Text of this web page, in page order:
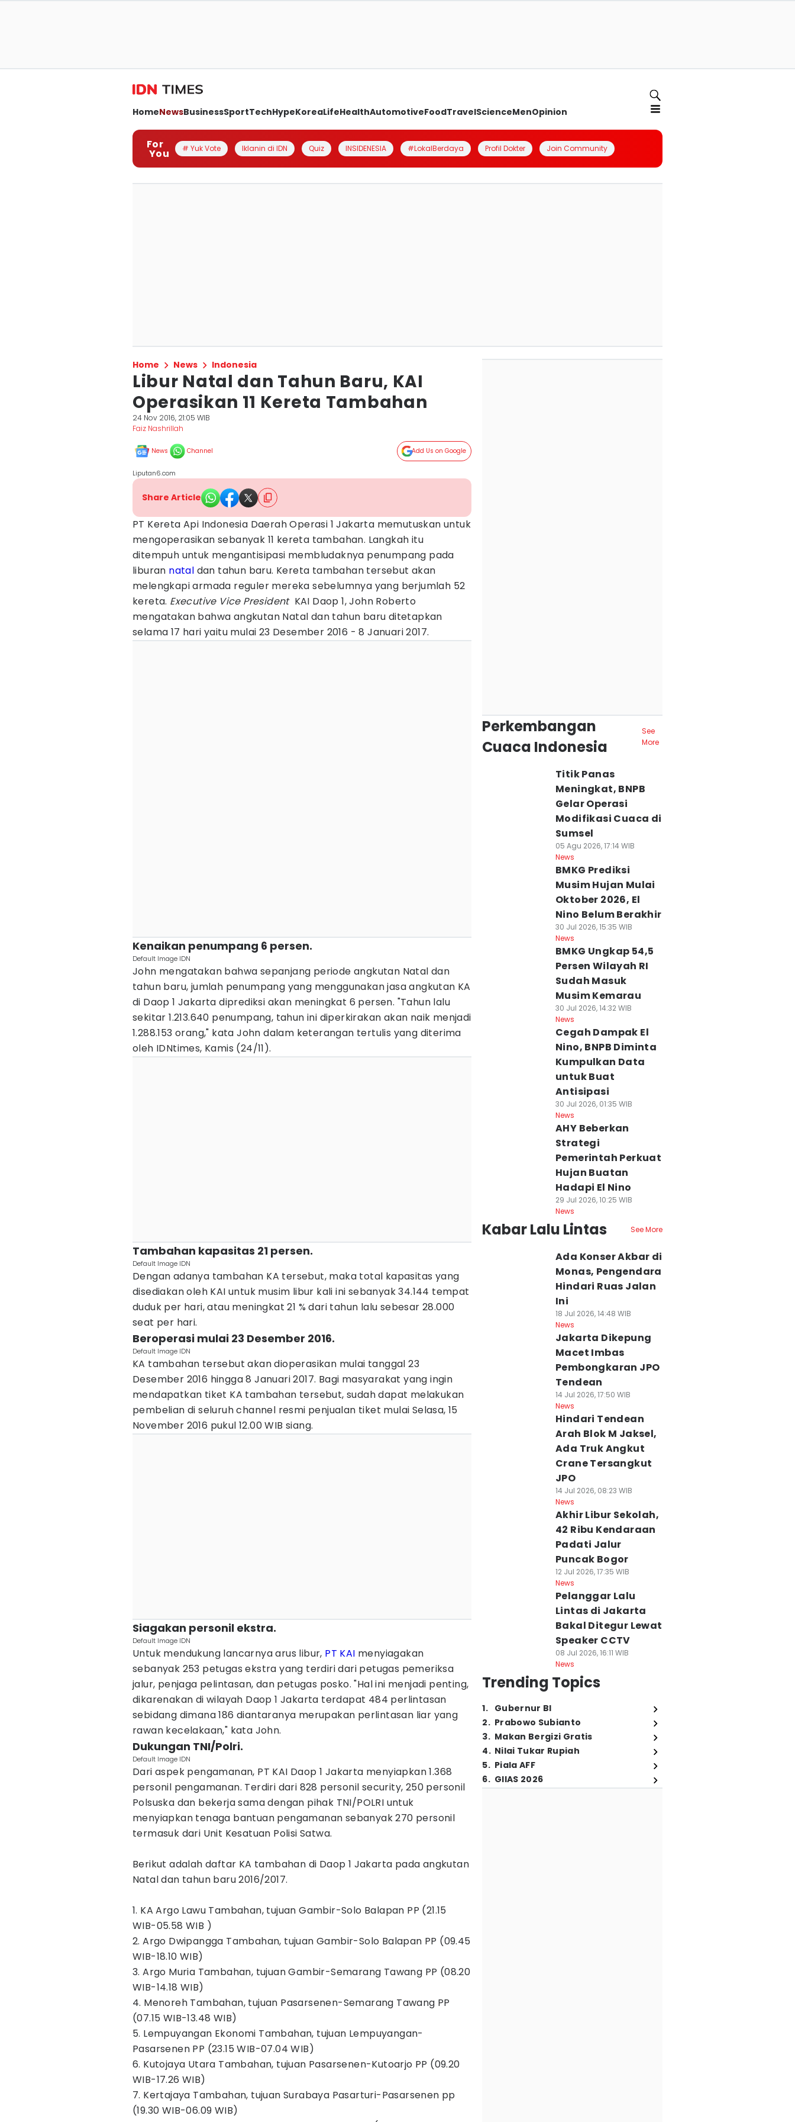
HomeNewsBusinessSportTechHypeKoreaLifeHealthAutomotiveFoodTravelScienceMenOpinion
For
You # Yuk Vote Iklanin di IDN Quiz INSIDENESIA #LokalBerdaya Profil Dokter Join Community
Home News Indonesia
Libur Natal dan Tahun Baru, KAI
Operasikan 11 Kereta Tambahan
24 Nov 2016, 21:05 WIB
Faiz Nashrillah
News Channel Add Us on Google
Liputan6.com
Share Article
PT Kereta Api Indonesia Daerah Operasi 1 Jakarta memutuskan untuk
mengoperasikan sebanyak 11 kereta tambahan. Langkah itu
ditempuh untuk mengantisipasi membludaknya penumpang pada
liburan natal dan tahun baru. Kereta tambahan tersebut akan
melengkapi armada reguler mereka sebelumnya yang berjumlah 52
kereta. Executive Vice President KAI Daop 1, John Roberto‎
mengatakan bahwa angkutan Natal dan tahun baru ditetapkan
selama 17 hari yaitu mulai 23 Desember 2016 - 8 Januari 2017.
Kenaikan penumpang 6 persen.
Default Image IDN
John mengatakan bahwa sepanjang periode angkutan Natal dan
tahun baru, jumlah penumpang yang menggunakan jasa angkutan KA
di Daop 1 Jakarta diprediksi akan meningkat 6 persen. "Tahun lalu
sekitar 1.213.640 penumpang, tahun ini diperkirakan akan naik menjadi
1.288.153 orang," kata John dalam keterangan tertulis yang diterima
oleh IDNtimes, Kamis (24/11).
Tambahan kapasitas 21 persen.
Default Image IDN
Dengan adanya tambahan KA tersebut, maka total kapasitas yang
disediakan oleh KAI untuk musim libur kali ini sebanyak 34.144 tempat
duduk per hari, atau meningkat 21 % dari tahun lalu sebesar 28.000
seat per hari.
Beroperasi mulai 23 Desember 2016.
Default Image IDN
KA tambahan tersebut akan dioperasikan mulai tanggal 23
Desember 2016 hingga 8 Januari 2017. Bagi masyarakat yang ingin
mendapatkan tiket KA tambahan tersebut, sudah dapat melakukan
pembelian di seluruh channel resmi penjualan tiket mulai Selasa, 15
November 2016 pukul 12.00 WIB siang.
Siagakan personil ekstra.
Default Image IDN
Untuk mendukung lancarnya arus libur, PT KAI menyiagakan
sebanyak 253 petugas ekstra yang terdiri dari petugas pemeriksa
jalur, penjaga pelintasan, dan petugas posko. "Hal ini menjadi penting,
dikarenakan di wilayah Daop 1 Jakarta terdapat 484 perlintasan
sebidang dimana 186 diantaranya merupakan perlintasan liar yang
rawan kecelakaan," kata John.‎
Dukungan TNI/Polri.
Default Image IDN
Dari aspek pengamanan, PT KAI Daop 1 Jakarta menyiapkan 1.368
personil pengamanan. Terdiri dari 828 personil security, 250 personil
Polsuska dan bekerja sama dengan pihak TNI/POLRI untuk
menyiapkan tenaga bantuan pengamanan sebanyak 270 personil
termasuk dari Unit Kesatuan Polisi Satwa.
Berikut adalah daftar KA tambahan di Daop 1 Jakarta pada angkutan
Natal dan tahun baru 2016/2017.
1. KA Argo Lawu Tambahan, tujuan Gambir-Solo Balapan PP (21.15
WIB-05.58 WIB )‎
2. Argo Dwipangga Tambahan, tujuan Gambir-Solo‎ Balapan PP (09.45
WIB-18.10 WIB)‎
3. Argo Muria Tambahan, tujuan Gambir-Semarang Tawang PP (08.20
WIB-14.18 WIB)‎
4. Menoreh Tambahan, tujuan Pasarsenen-Semarang Tawang PP
(07.15 WIB-13.48 WIB)‎
5. Lempuyangan Ekonomi Tambahan, tujuan Lempuyangan-
Pasarsenen PP (23.15 WIB-07.04 WIB)‎
6. Kutojaya Utara Tambahan, tujuan Pasarsenen-Kutoarjo PP (09.20
WIB-17.26 WIB)‎
7. Kertajaya Tambahan, tujuan Surabaya Pasarturi-Pasarsenen pp
(19.30 WIB-06.09 WIB)‎
Perkembangan
Cuaca Indonesia
See
More
Titik Panas
Meningkat, BNPB
Gelar Operasi
Modifikasi Cuaca di
Sumsel
05 Agu 2026, 17:14 WIB
News
BMKG Prediksi
Musim Hujan Mulai
Oktober 2026, El
Nino Belum Berakhir
30 Jul 2026, 15:35 WIB
News
BMKG Ungkap 54,5
Persen Wilayah RI
Sudah Masuk
Musim Kemarau
30 Jul 2026, 14:32 WIB
News
Cegah Dampak El
Nino, BNPB Diminta
Kumpulkan Data
untuk Buat
Antisipasi
30 Jul 2026, 01:35 WIB
News
AHY Beberkan
Strategi
Pemerintah Perkuat
Hujan Buatan
Hadapi El Nino
29 Jul 2026, 10:25 WIB
News
Kabar Lalu Lintas See More
Ada Konser Akbar di
Monas, Pengendara
Hindari Ruas Jalan
Ini
18 Jul 2026, 14:48 WIB
News
Jakarta Dikepung
Macet Imbas
Pembongkaran JPO
Tendean
14 Jul 2026, 17:50 WIB
News
Hindari Tendean
Arah Blok M Jaksel,
Ada Truk Angkut
Crane Tersangkut
JPO
14 Jul 2026, 08:23 WIB
News
Akhir Libur Sekolah,
42 Ribu Kendaraan
Padati Jalur
Puncak Bogor
12 Jul 2026, 17:35 WIB
News
Pelanggar Lalu
Lintas di Jakarta
Bakal Ditegur Lewat
Speaker CCTV
08 Jul 2026, 16:11 WIB
News
Trending Topics
1. Gubernur BI
2. Prabowo Subianto
3. Makan Bergizi Gratis
4. Nilai Tukar Rupiah
5. Piala AFF
6. GIIAS 2026